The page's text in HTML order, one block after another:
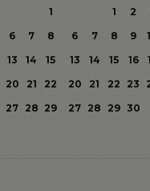
1
6 7
8
13 14
15
20 21
22
27 28 29
1 2
6
7 8 9
13
14 15 16
20
21 22 23
27 28 29 30